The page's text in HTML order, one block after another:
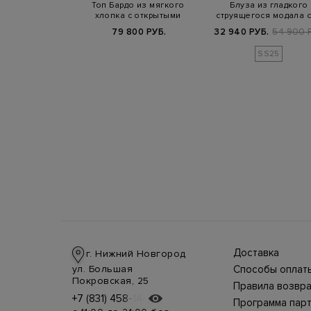
Топ Бардо из мягкого
хлопка с открытыми
79 800 РУБ.
Блуза из гладкого
струящегося модала
32 940 РУБ. 54 900
SS25
г. Нижний Новгород
ул. Большая
Покровская, 25
+7 (831) 458-14-75
+7 (831) 458-14-75
Доставка
производится
курьерской
СДЭК, DHL при
предоплате.
Способы
магазине
осуществляется
несколькими
Правила
Интернет-магазин
позволяет
Программа